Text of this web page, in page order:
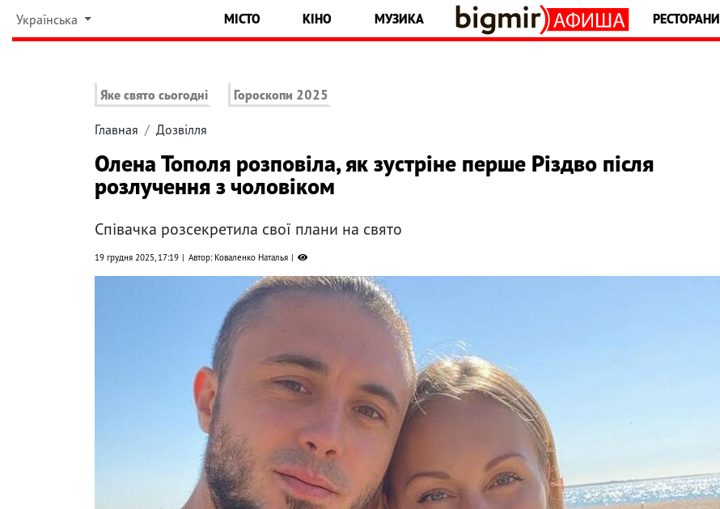
Українська МІСТО КІНО МУЗИКА РЕСТОРАНИ
Яке свято сьогодні Гороскопи 2025
Главная Дозвілля
Олена Тополя розповіла, як зустріне перше Різдво після
розлучення з чоловіком
Співачка розсекретила свої плани на свято
19 грудня 2025, 17:19 Автор: Коваленко Наталья